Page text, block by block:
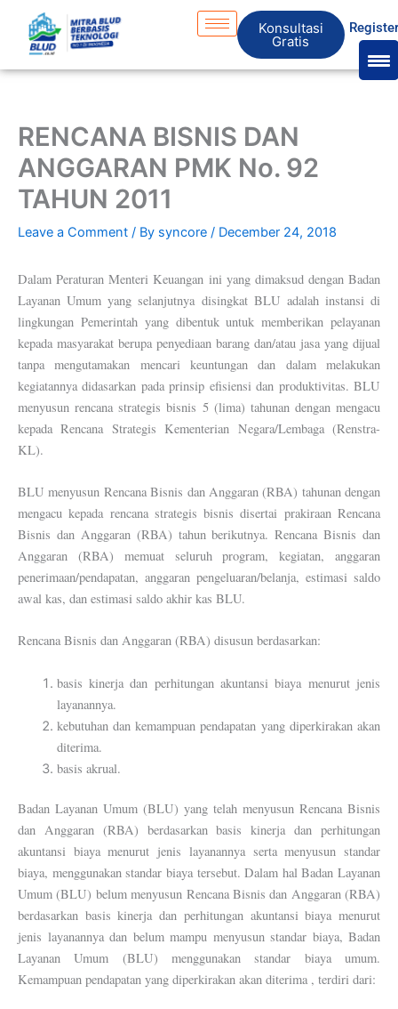
content
Konsultasi
Gratis
RENCANA BISNIS DAN
ANGGARAN PMK No. 92
TAHUN 2011
Leave a Comment / By syncore / December 24, 2018
Dalam Peraturan Menteri Keuangan ini yang dimaksud dengan Badan
Layanan Umum yang selanjutnya disingkat BLU adalah instansi di
lingkungan Pemerintah yang dibentuk untuk memberikan pelayanan
kepada masyarakat berupa penyediaan barang dan/atau jasa yang dijual
tanpa mengutamakan mencari keuntungan dan dalam melakukan
kegiatannya didasarkan pada prinsip efisiensi dan produktivitas. BLU
menyusun rencana strategis bisnis 5 (lima) tahunan dengan mengacu
kepada Rencana Strategis Kementerian Negara/Lembaga (Renstra-
KL).
BLU menyusun Rencana Bisnis dan Anggaran (RBA) tahunan dengan
mengacu kepada rencana strategis bisnis disertai prakiraan Rencana
Bisnis dan Anggaran (RBA) tahun berikutnya. Rencana Bisnis dan
Anggaran (RBA) memuat seluruh program, kegiatan, anggaran
penerimaan/pendapatan, anggaran pengeluaran/belanja, estimasi saldo
awal kas, dan estimasi saldo akhir kas BLU.
Rencana Bisnis dan Anggaran (RBA) disusun berdasarkan:
basis kinerja dan perhitungan akuntansi biaya menurut jenis
layanannya.
kebutuhan dan kemampuan pendapatan yang diperkirakan akan
diterima.
basis akrual.
Badan Layanan Umum (BLU) yang telah menyusun Rencana Bisnis
dan Anggaran (RBA) berdasarkan basis kinerja dan perhitungan
akuntansi biaya menurut jenis layanannya serta menyusun standar
biaya, menggunakan standar biaya tersebut. Dalam hal Badan Layanan
Umum (BLU) belum menyusun Rencana Bisnis dan Anggaran (RBA)
berdasarkan basis kinerja dan perhitungan akuntansi biaya menurut
jenis layanannya dan belum mampu menyusun standar biaya, Badan
Layanan Umum (BLU) menggunakan standar biaya umum.
Kemampuan pendapatan yang diperkirakan akan diterima , terdiri dari:
h